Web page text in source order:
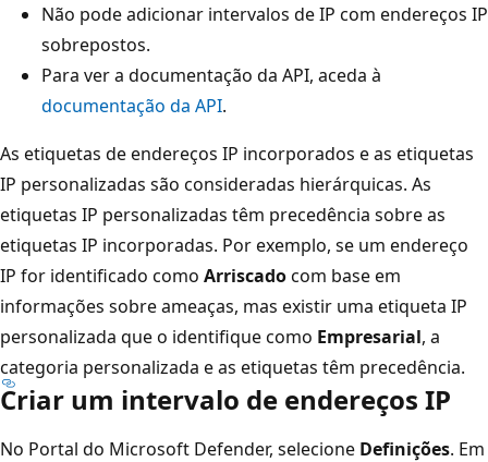
Não pode adicionar intervalos de IP com endereços IP
sobrepostos.
Para ver a documentação da API, aceda à
documentação da API.
As etiquetas de endereços IP incorporados e as etiquetas
IP personalizadas são consideradas hierárquicas. As
etiquetas IP personalizadas têm precedência sobre as
etiquetas IP incorporadas. Por exemplo, se um endereço
IP for identificado como Arriscadocom base em
informações sobre ameaças, mas existir uma etiqueta IP
personalizada que o identifique como Empresarial, a
categoria personalizada e as etiquetas têm precedência.
Criar um intervalo de endereços IP
No Portal do Microsoft Defender, selecione Definições. Em